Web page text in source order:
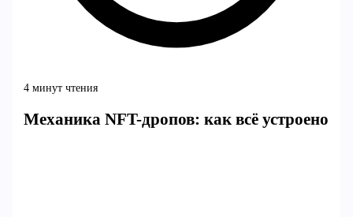
4 минут чтения
Механика NFT-дропов: как всё устроено